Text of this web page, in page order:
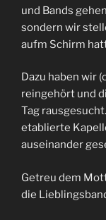
und Bands
sondern wir
aufm Schirm
Dazu haben wir
reingehört und
Tag
etablierte
auseinander
Getreu dem
die